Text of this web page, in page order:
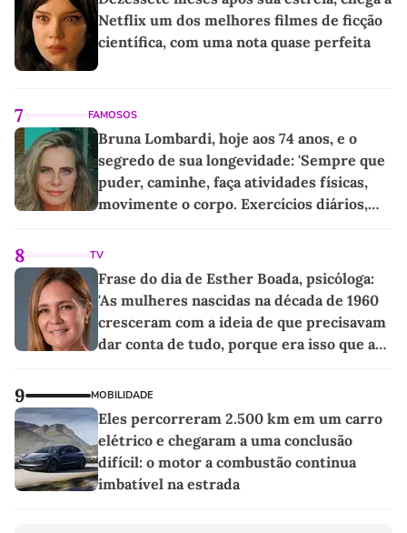
Netflix um dos melhores filmes de ficção
científica, com uma nota quase perfeita
7 FAMOSOS
Bruna Lombardi, hoje aos 74 anos, e o
segredo de sua longevidade: 'Sempre que
puder, caminhe, faça atividades físicas,
movimente o corpo. Exercícios diários,
8 TV
Frase do dia de Esther Boada, psicóloga:
'As mulheres nascidas na década de 1960
cresceram com a ideia de que precisavam
dar conta de tudo, porque era isso que a
9 MOBILIDADE
Eles percorreram 2.500 km em um carro
elétrico e chegaram a uma conclusão
difícil: o motor a combustão continua
imbatível na estrada